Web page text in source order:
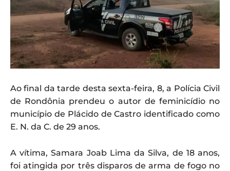
Ao final da tarde desta sexta-feira, 8, a Polícia Civil
de Rondônia prendeu o autor de feminicídio no
município de Plácido de Castro identificado como
E. N. da C. de 29 anos.
A vítima, Samara Joab Lima da Silva, de 18 anos,
foi atingida por três disparos de arma de fogo no